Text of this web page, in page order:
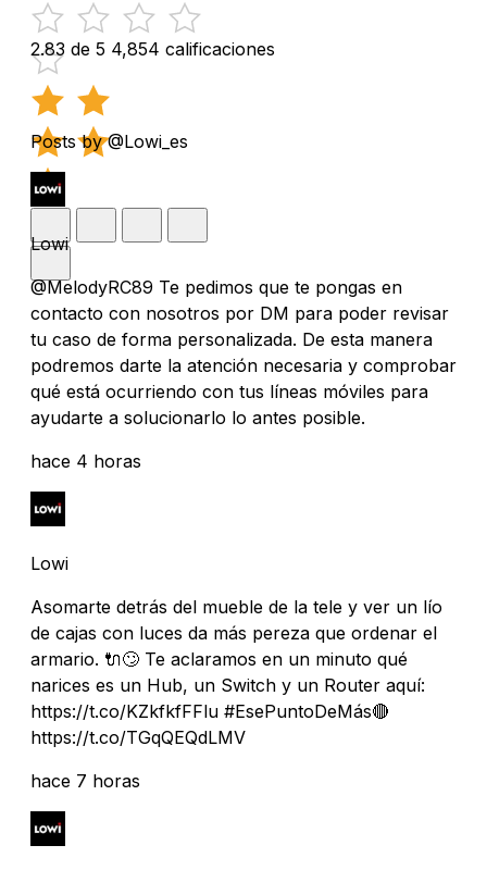
2.83 de 5 4,854 calificaciones
Posts by @Lowi_es
Lowi
@MelodyRC89 Te pedimos que te pongas en
contacto con nosotros por DM para poder revisar
tu caso de forma personalizada. De esta manera
podremos darte la atención necesaria y comprobar
qué está ocurriendo con tus líneas móviles para
ayudarte a solucionarlo lo antes posible.
hace 4 horas
Lowi
Asomarte detrás del mueble de la tele y ver un lío
de cajas con luces da más pereza que ordenar el
armario. 🔌🙄 Te aclaramos en un minuto qué
narices es un Hub, un Switch y un Router aquí:
https://t.co/KZkfkfFFlu #EsePuntoDeMás🔴
https://t.co/TGqQEQdLMV
hace 7 horas